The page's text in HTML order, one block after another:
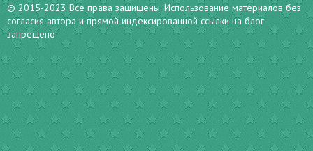
© 2015-2023 Все права защищены. Использование материалов без
согласия автора и прямой индексированной ссылки на блог
запрещено